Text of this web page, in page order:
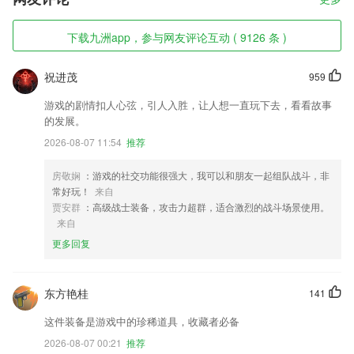
下载九洲app，参与网友评论互动 ( 9126 条 )
959
祝进茂
游戏的剧情扣人心弦，引人入胜，让人想一直玩下去，看看故事
的发展。
2026-08-07 11:54 推荐
房敬娴 ：游戏的社交功能很强大，我可以和朋友一起组队战斗，非
常好玩！
来自
贾安群 ：高级战士装备，攻击力超群，适合激烈的战斗场景使用。
来自
更多回复
141
东方艳桂
这件装备是游戏中的珍稀道具，收藏者必备
2026-08-07 00:21 推荐